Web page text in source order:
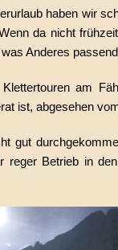
haben wir
da nicht
Anderes
am
ist, abgesehen
gut
reger Betrieb in